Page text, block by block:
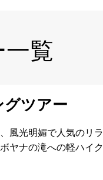
覧
グツアー
風光明媚で人気のリ
ヤナの滝への軽ハイ